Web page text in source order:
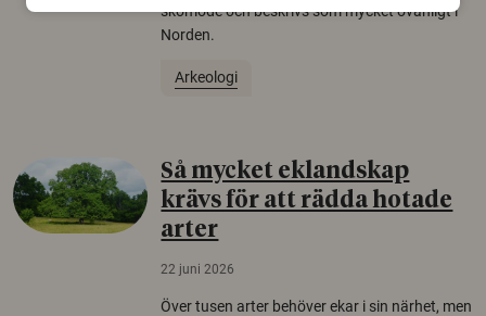
skomode och beskrivs som mycket ovanligt i
Norden.
Arkeologi
Så mycket eklandskap
krävs för att rädda hotade
arter
22 juni 2026
Över tusen arter behöver ekar i sin närhet, men